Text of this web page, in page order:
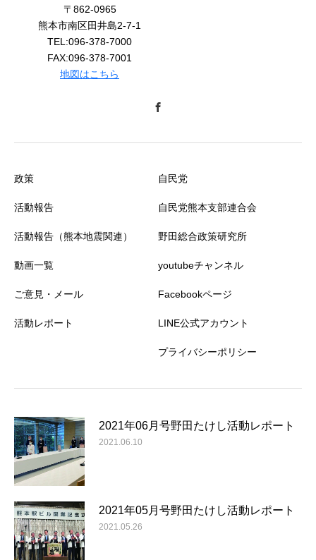
〒862-0965
熊本市南区田井島2-7-1
TEL:096-378-7000
FAX:096-378-7001
地図はこちら
政策
活動報告
活動報告（熊本地震関連）
動画一覧
ご意見・メール
活動レポート
自民党
自民党熊本支部連合会
野田総合政策研究所
youtubeチャンネル
Facebookページ
LINE公式アカウント
プライバシーポリシー
2021年06月号野田たけし活動レポート
2021.06.10
2021年05月号野田たけし活動レポート
2021.05.26